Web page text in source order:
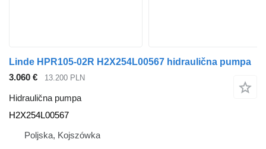
Linde HPR105-02R H2X254L00567 hidraulična pumpa
3.060 €
13.200 PLN
Hidraulična pumpa
H2X254L00567
Poljska, Kojszówka